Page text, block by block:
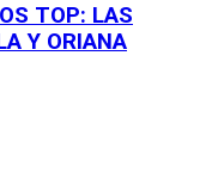
TOP: LAS
Y ORIANA